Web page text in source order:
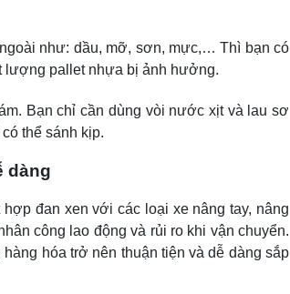
như: dầu, mỡ, sơn, mực,… Thì bạn có
lượng pallet nhựa bị ảnh hưởng.
Bạn chỉ cần dùng vòi nước xịt và lau sơ
thể sánh kịp.
dàng
đan xen với các loại xe nâng tay, nâng
công lao động và rủi ro khi vận chuyển.
hóa trở nên thuận tiện và dễ dàng sắp